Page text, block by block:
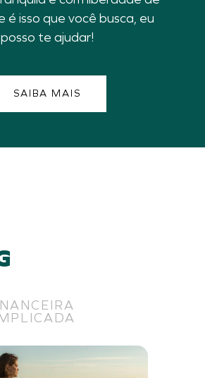
é isso que você busca, eu
posso te ajudar!
SAIBA MAIS